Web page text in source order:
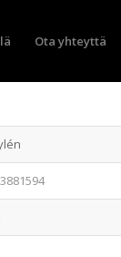
Ota yhteyttä